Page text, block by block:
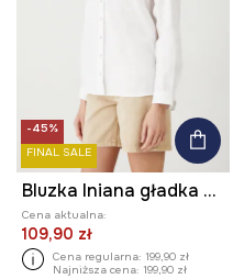
-45%
FINAL SALE
Bluzka lniana gładka kolor biały
Cena aktualna:
109,90 zł
Cena regularna: 199,90 zł
Najniższa cena: 199,90 zł